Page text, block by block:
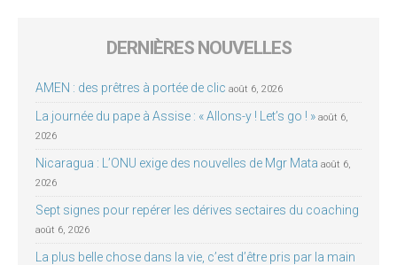
DERNIÈRES NOUVELLES
AMEN : des prêtres à portée de clic août 6, 2026
La journée du pape à Assise : « Allons-y ! Let’s go ! » août 6,
2026
Nicaragua : L’ONU exige des nouvelles de Mgr Mata août 6,
2026
Sept signes pour repérer les dérives sectaires du coaching
août 6, 2026
La plus belle chose dans la vie, c’est d’être pris par la main